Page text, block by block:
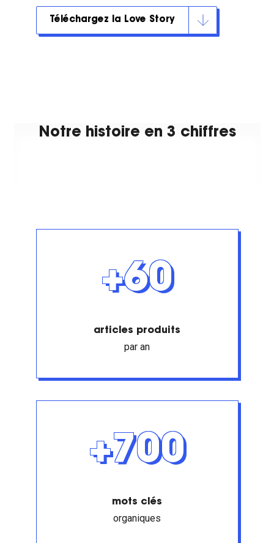
Téléchargez la Love Story
Notre histoire en 3 chiffres
+60
articles produits
par an
+700
mots clés
organiques